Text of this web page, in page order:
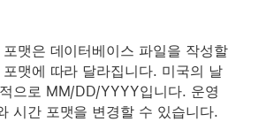
맷은 데이터베이스 파일을 작성할
맷에 따라 달라집니다. 미국의 날
으로 MM/DD/YYYY입니다. 운영
시간 포맷을 변경할 수 있습니다.